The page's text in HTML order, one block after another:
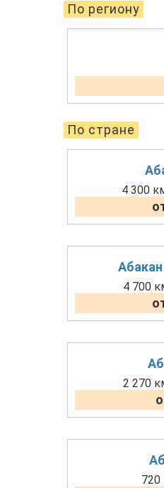
По региону
По стране
4 300
4 700
2 270
720